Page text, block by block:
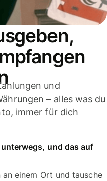
und
– alles was du
immer für dich
und das auf
an einem Ort und tausche